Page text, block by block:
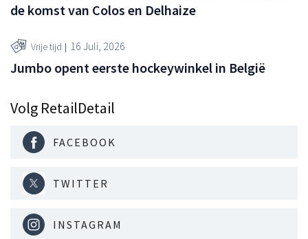
de komst van Colos en Delhaize
Vrije tijd 16 Juli, 2026
Jumbo opent eerste hockeywinkel in België
Volg RetailDetail
FACEBOOK
TWITTER
INSTAGRAM